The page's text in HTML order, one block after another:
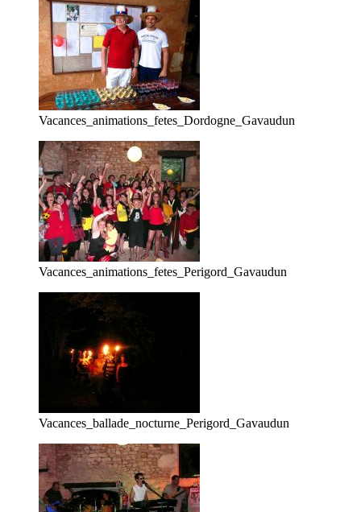
Vacances_animations_fetes_Dordogne_Gavaudun
Vacances_animations_fetes_Perigord_Gavaudun
Vacances_ballade_nocturne_Perigord_Gavaudun